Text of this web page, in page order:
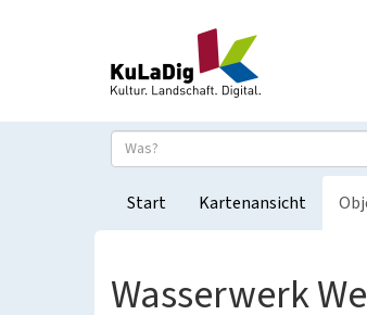
Start Kartenansicht
Wasserwerk